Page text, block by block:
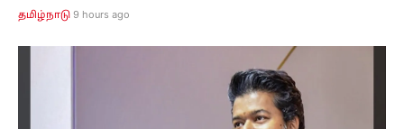
தமிழ்நாடு 9 hours ago